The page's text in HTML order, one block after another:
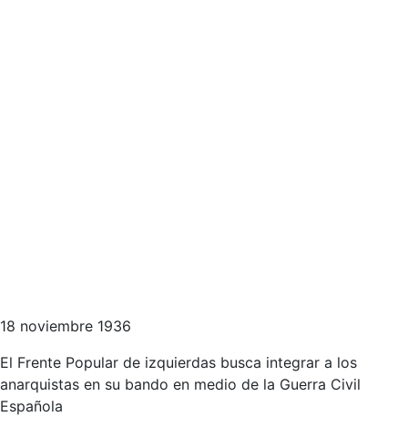
18 noviembre 1936
El Frente Popular de izquierdas busca integrar a los
anarquistas en su bando en medio de la Guerra Civil
Española